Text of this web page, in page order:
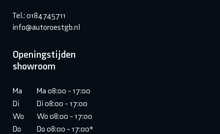
Tel.: 0184745711
info@autoroestgb.nl
Openingstijden
showroom
Ma
Ma 08:00 - 17:00
Di
Di 08:00 - 17:00
Wo
Wo 08:00 - 17:00
Do
Do 08:00 - 17:00*